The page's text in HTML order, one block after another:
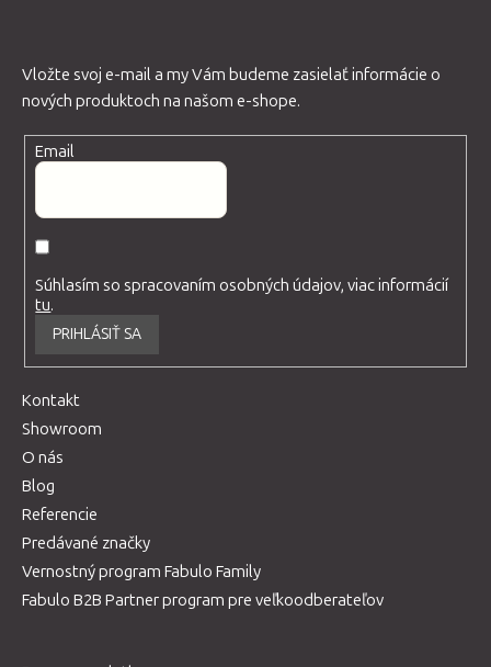
Vložte svoj e-mail a my Vám budeme zasielať informácie o
nových produktoch na našom e-shope.
Email
Súhlasím so spracovaním osobných údajov, viac informácií
tu.
PRIHLÁSIŤ SA
Kontakt
Showroom
O nás
Blog
Referencie
Predávané značky
Vernostný program Fabulo Family
Fabulo B2B Partner program pre veľkoodberateľov